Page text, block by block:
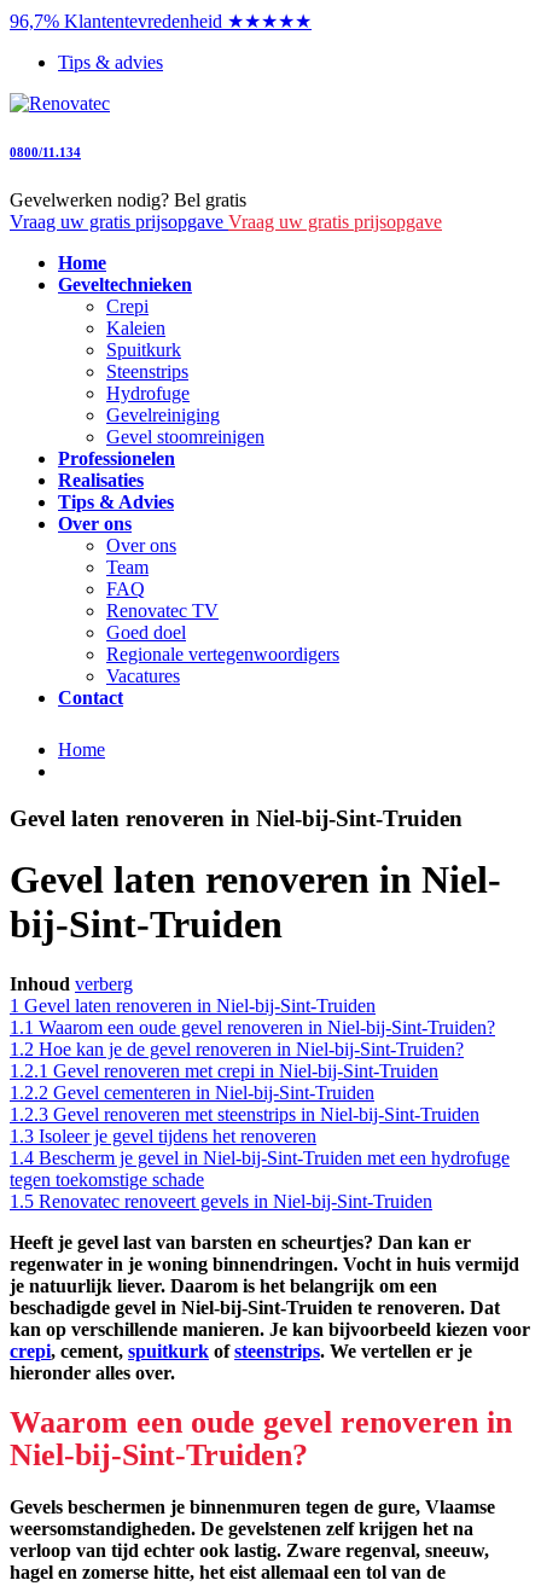
96,7% Klantentevredenheid ★★★★★
Tips & advies
0800/11.134
Gevelwerken nodig? Bel gratis
Vraag uw gratis prijsopgave Vraag uw gratis prijsopgave
Home
Geveltechnieken
Crepi
Kaleien
Spuitkurk
Steenstrips
Hydrofuge
Gevelreiniging
Gevel stoomreinigen
Professionelen
Realisaties
Tips & Advies
Over ons
Over ons
Team
FAQ
Renovatec TV
Goed doel
Regionale vertegenwoordigers
Vacatures
Contact
Home
Gevel laten renoveren in Niel-bij-Sint-Truiden
Gevel laten renoveren in Niel-
bij-Sint-Truiden
Inhoud verberg
1 Gevel laten renoveren in Niel-bij-Sint-Truiden
1.1 Waarom een oude gevel renoveren in Niel-bij-Sint-Truiden?
1.2 Hoe kan je de gevel renoveren in Niel-bij-Sint-Truiden?
1.2.1 Gevel renoveren met crepi in Niel-bij-Sint-Truiden
1.2.2 Gevel cementeren in Niel-bij-Sint-Truiden
1.2.3 Gevel renoveren met steenstrips in Niel-bij-Sint-Truiden
1.3 Isoleer je gevel tijdens het renoveren
1.4 Bescherm je gevel in Niel-bij-Sint-Truiden met een hydrofuge
tegen toekomstige schade
1.5 Renovatec renoveert gevels in Niel-bij-Sint-Truiden
Heeft je gevel last van barsten en scheurtjes? Dan kan er
regenwater in je woning binnendringen. Vocht in huis vermijd
je natuurlijk liever. Daarom is het belangrijk om een
beschadigde gevel in Niel-bij-Sint-Truiden te renoveren. Dat
kan op verschillende manieren. Je kan bijvoorbeeld kiezen voor
crepi, cement, spuitkurk ofsteenstrips. We vertellen er je
hieronder alles over.
Waarom een oude gevel renoveren in
Niel-bij-Sint-Truiden?
Gevels beschermen je binnenmuren tegen de gure, Vlaamse
weersomstandigheden. De gevelstenen zelf krijgen het na
verloop van tijd echter ook lastig. Zware regenval, sneeuw,
hagel en zomerse hitte, het eist allemaal een tol van de